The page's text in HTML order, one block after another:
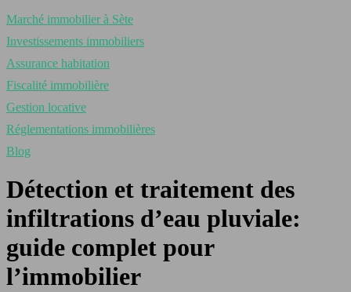
Marché immobilier à Sète
Investissements immobiliers
Assurance habitation
Fiscalité immobilière
Gestion locative
Réglementations immobilières
Blog
Détection et traitement des
infiltrations d’eau pluviale:
guide complet pour
l’immobilier